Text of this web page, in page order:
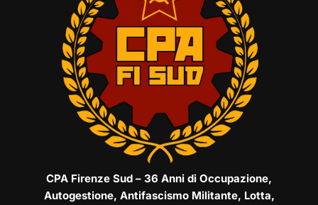
CPA Firenze Sud – 36 Anni di Occupazione,
Autogestione, Antifascismo Militante, Lotta,